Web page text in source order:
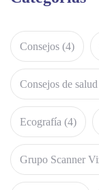
Consejos (4)
Consejos de salud
Ecografía (4)
Grupo Scanner